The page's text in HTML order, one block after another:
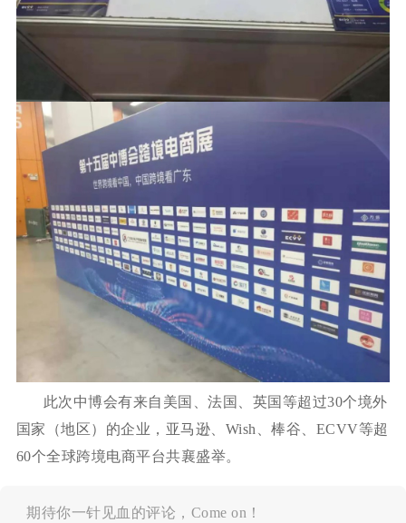
此次中博会有来自美国、法国、英国等超过30个境外
国家（地区）的企业，亚马逊、Wish、棒谷、ECVV等超
60个全球跨境电商平台共襄盛举。
期待你一针见血的评论，Come on！